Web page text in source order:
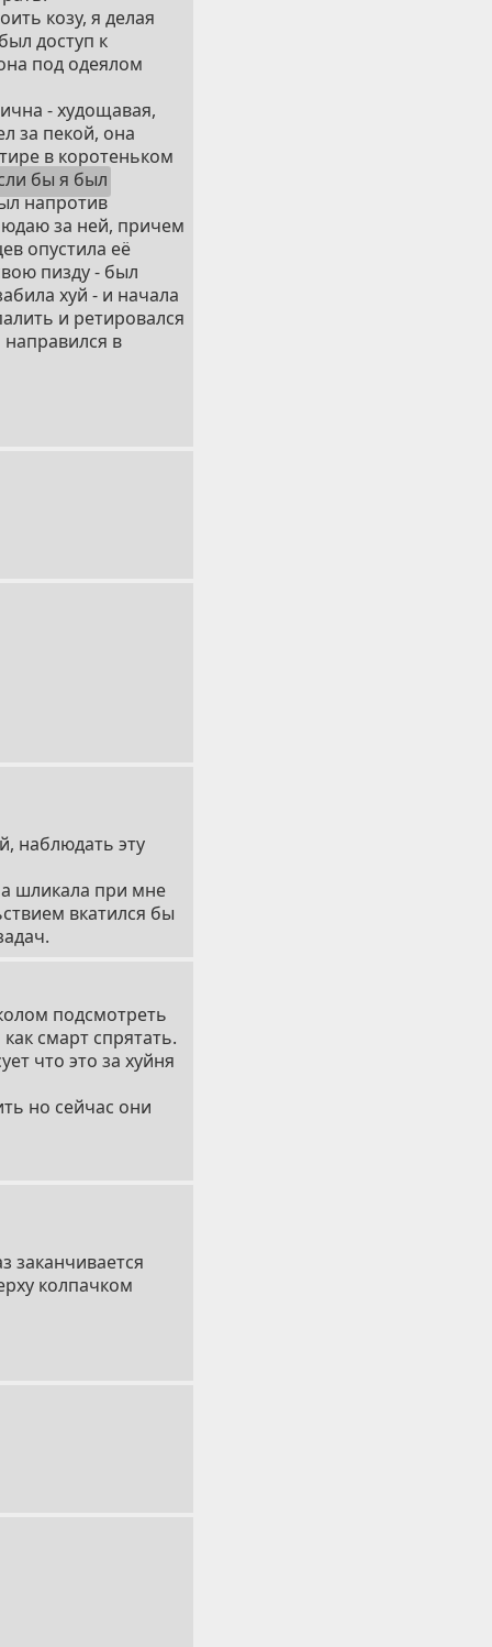
козу, я делая
доступ к
под одеялом
- худощавая,
за пекой, она
в коротеньком
бы я был
напротив
за ней, причем
опустила её
пизду - был
хуй - и начала
и ретировался
в
наблюдать эту
шликала при мне
вкатился бы
подсмотреть
смарт спрятать.
что это за хуйня
но сейчас они
заканчивается
колпачком